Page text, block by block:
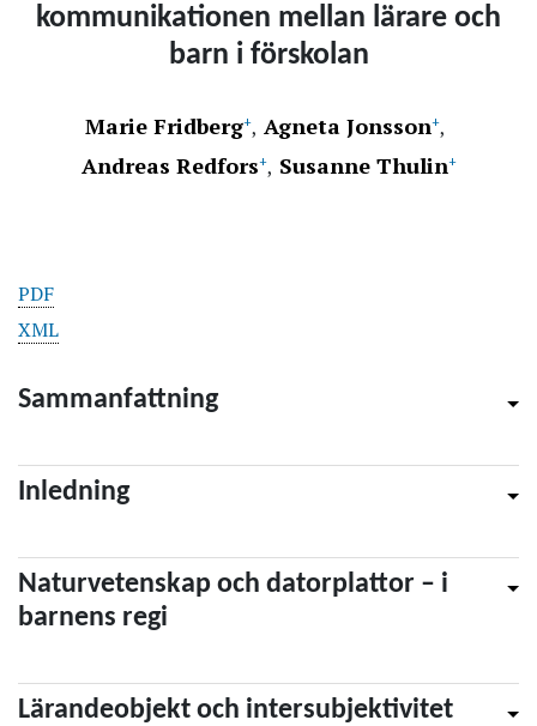
kommunikationen mellan lärare och
barn i förskolan
Marie Fridberg+ Agneta Jonsson+
Andreas Redfors+ Susanne Thulin+
PDF
XML
Sammanfattning
Inledning
Naturvetenskap och datorplattor – i
barnens regi
Lärandeobjekt och intersubjektivitet